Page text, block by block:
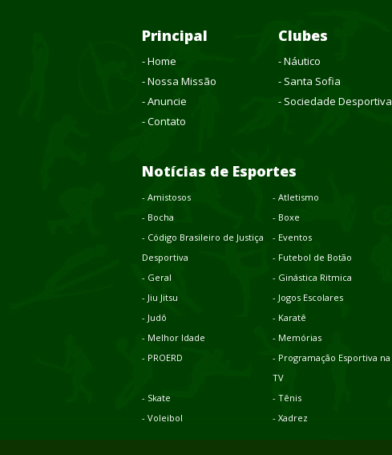
Principal
- Home
- Nossa Missão
- Anuncie
- Contato
Clubes
- Náutico
- Santa Sofia
- Sociedade Desportiva
Notícias de Esportes
- Amistosos - Atletismo
- Bocha
- Boxe
- Código Brasileiro de Justiça
Desportiva
- Eventos
- Futebol de Botão
- Geral
- Ginástica Ritmica
- Jiu Jitsu
- Jogos Escolares
- Judô
- Karatê
- Melhor Idade
- Memórias
- PROERD
- Programação Esportiva na
TV
- Skate
- Tênis
- Voleibol
- Xadrez